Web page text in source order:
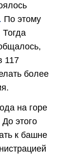
По этому
117
более
на горе
До этого
к башне